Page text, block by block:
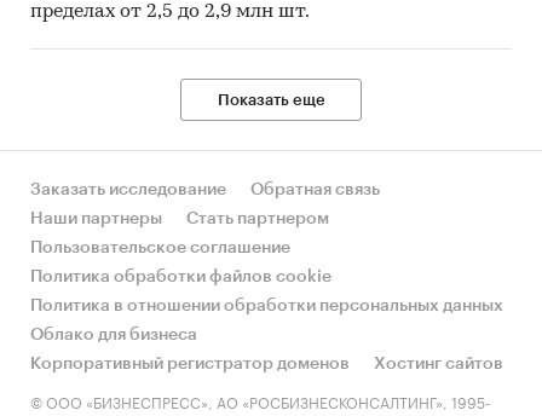
пределах от 2,5 до 2,9 млн шт.
Показать еще
Заказать исследование
Обратная связь
Наши партнеры
Стать партнером
Пользовательское соглашение
Политика обработки файлов cookie
Политика в отношении обработки персональных данных
Облако для бизнеса
Корпоративный регистратор доменов
Хостинг сайтов
© ООО «БИЗНЕСПРЕСС», АО «РОСБИЗНЕСКОНСАЛТИНГ», 1995-